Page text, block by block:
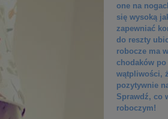
one na
się wysoką
zapewniać
do reszty
robocze ma
chodaków
wątpliwości,
pozytywnie
Sprawdź, co
roboczym!